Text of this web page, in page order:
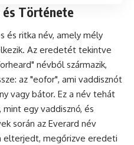
és Története
és ritka név, amely mély
Az eredetét tekintve
névből származik,
az "eofor", ami vaddisznót
vagy bátor. Ez a név tehát
egy vaddisznó, és
során az Everard név
elterjedt, megőrizve eredeti